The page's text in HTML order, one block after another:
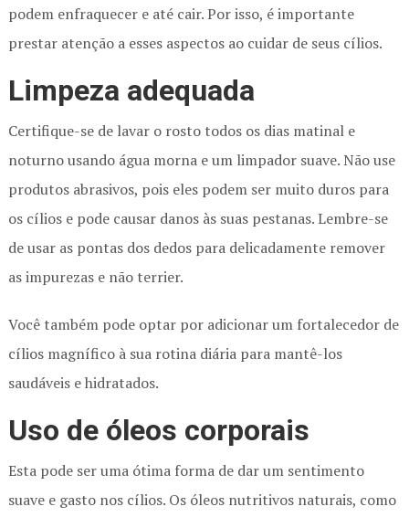
podem enfraquecer e até cair. Por isso, é importante
prestar atenção a esses aspectos ao cuidar de seus cílios.
Limpeza adequada
Certifique-se de lavar o rosto todos os dias matinal e
noturno usando água morna e um limpador suave. Não use
produtos abrasivos, pois eles podem ser muito duros para
os cílios e pode causar danos às suas pestanas. Lembre-se
de usar as pontas dos dedos para delicadamente remover
as impurezas e não terrier.
Você também pode optar por adicionar um fortalecedor de
cílios magnífico à sua rotina diária para mantê-los
saudáveis e hidratados.
Uso de óleos corporais
Esta pode ser uma ótima forma de dar um sentimento
suave e gasto nos cílios. Os óleos nutritivos naturais, como